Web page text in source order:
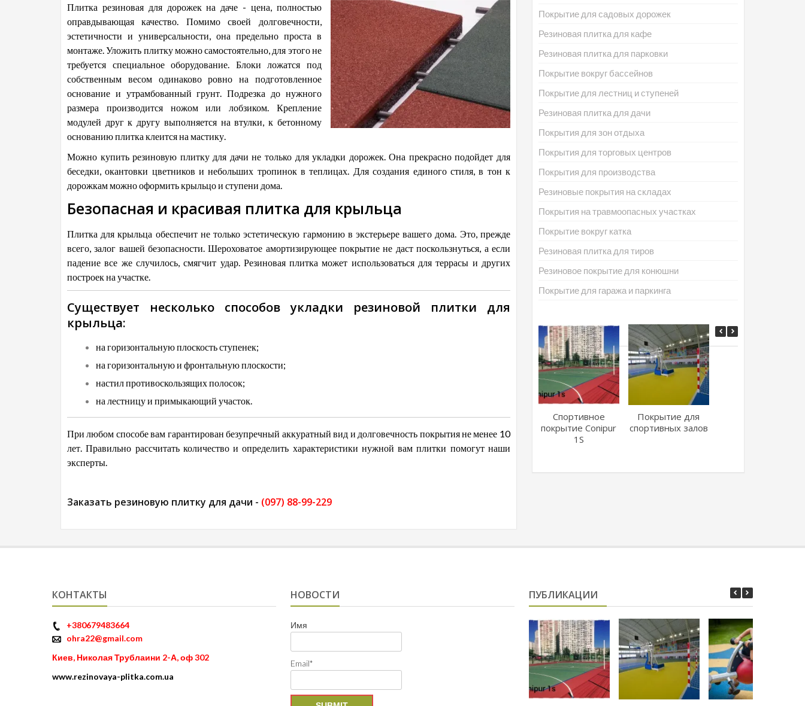
Плитка резиновая для дорожек на даче - цена, полностью
оправдывающая качество. Помимо своей долговечности,
эстетичности и универсальности, она предельно проста в
монтаже. Уложить плитку можно самостоятельно, для этого не
требуется специальное оборудование. Блоки ложатся под
собственным весом одинаково ровно на подготовленное
основание и утрамбованный грунт. Подрезка до нужного
размера производится ножом или лобзиком. Крепление
модулей друг к другу выполняется на втулки, к бетонному
основанию плитка клеится на мастику.
Можно купить резиновую плитку для дачи не только для укладки дорожек. Она прекрасно подойдет для
беседки, окантовки цветников и небольших тропинок в теплицах. Для создания единого стиля, в тон к
дорожкам можно оформить крыльцо и ступени дома.
Безопасная и красивая плитка для крыльца
Плитка для крыльца обеспечит не только эстетическую гармонию в экстерьере вашего дома. Это, прежде
всего, залог вашей безопасности. Шероховатое амортизирующее покрытие не даст поскользнуться, а если
падение все же случилось, смягчит удар. Резиновая плитка может использоваться для террасы и других
построек на участке.
Существует несколько способов укладки резиновой плитки для
крыльца:
на горизонтальную плоскость ступенек;
на горизонтальную и фронтальную плоскости;
настил противоскользящих полосок;
на лестницу и примыкающий участок.
При любом способе вам гарантирован безупречный аккуратный вид и долговечность покрытия не менее 10
лет. Правильно рассчитать количество и определить характеристики нужной вам плитки помогут наши
эксперты.
Заказать резиновую плитку для дачи - (097) 88-99-229
Покрытие для садовых дорожек
Резиновая плитка для кафе
Резиновая плитка для парковки
Покрытие вокруг бассейнов
Покрытие для лестниц и ступеней
Резиновая плитка для дачи
Покрытия для зон отдыха
Покрытия для торговых центров
Покрытия для производства
Резиновые покрытия на складах
Покрытия на травмоопасных участках
Покрытие вокруг катка
Резиновая плитка для тиров
Резиновое покрытие для конюшни
Покрытие для гаража и паркинга
Спортивное
покрытие Conipur
1S
Покрытие для
спортивных залов
КОНТАКТЫ
+380679483664
ohra22@gmail.com
Киев, Николая Трублаини 2-А, оф 302
www.rezinovaya-plitka.com.ua
НОВОСТИ
Имя
Email*
ПУБЛИКАЦИИ